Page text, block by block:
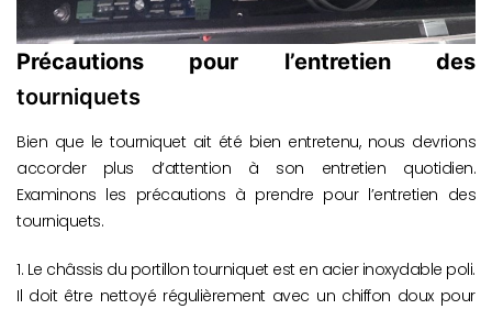
Précautions pour l’entretien des
tourniquets
Bien que le tourniquet ait été bien entretenu, nous devrions
accorder plus d’attention à son entretien quotidien.
Examinons les précautions à prendre pour l’entretien des
tourniquets.
1. Le châssis du portillon tourniquet est en acier inoxydable poli.
Il doit être nettoyé régulièrement avec un chiffon doux pour